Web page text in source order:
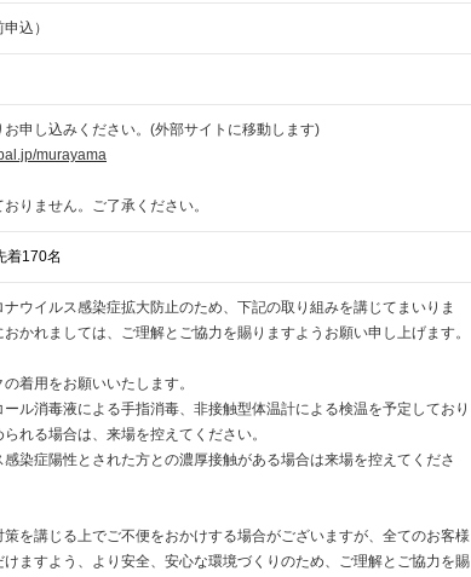
込）
申し込みください。(外部サイトに移動します)
murayama
りません。ご了承ください。
着170名
ウイルス感染症拡大防止のため、下記の取り組みを講じてまいりま
かれましては、ご理解とご協力を賜りますようお願い申し上げます。
着用をお願いいたします。
ル消毒液による手指消毒、非接触型体温計による検温を予定しており
れる場合は、来場を控えてください。
染症陽性とされた方との濃厚接触がある場合は来場を控えてくださ
を講じる上でご不便をおかけする場合がございますが、全てのお客様
ますよう、より安全、安心な環境づくりのため、ご理解とご協力を賜